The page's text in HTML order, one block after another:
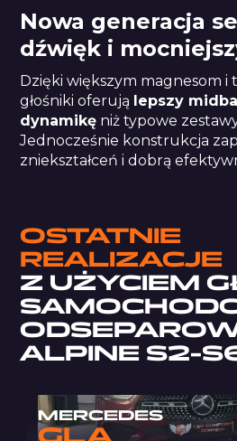
Nowa generacja
dźwięk i
Dzięki większym magnesom i
głośniki oferują lepszy
dynamikę niż typowe
Jednocześnie konstrukcja
zniekształceń i dobrą
OSTATNIE
REALIZACJE
Z UŻYCIEM
ALPINE S2-
MERCEDES